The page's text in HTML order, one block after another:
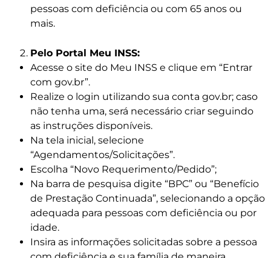
pessoas com deficiência ou com 65 anos ou
mais.
Pelo Portal Meu INSS:
Acesse o site do Meu INSS e clique em “Entrar
com gov.br”.
Realize o login utilizando sua conta gov.br; caso
não tenha uma, será necessário criar seguindo
as instruções disponíveis.
Na tela inicial, selecione
“Agendamentos/Solicitações”.
Escolha “Novo Requerimento/Pedido”;
Na barra de pesquisa digite “BPC” ou “Benefício
de Prestação Continuada”, selecionando a opção
adequada para pessoas com deficiência ou por
idade.
Insira as informações solicitadas sobre a pessoa